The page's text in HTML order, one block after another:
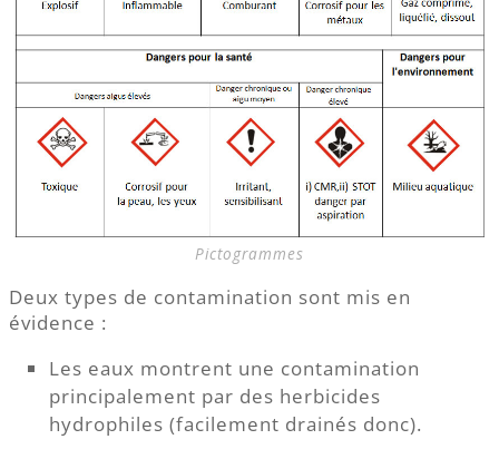
Pictogrammes
Deux types de contamination sont mis en
évidence :
Les eaux montrent une contamination
principalement par des herbicides
hydrophiles (facilement drainés donc).